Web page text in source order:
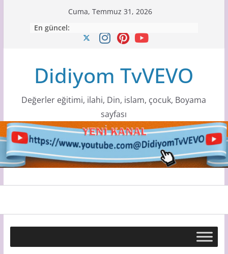
Cuma, Temmuz 31, 2026
En güncel:
Didiyom TvVEVO
Değerler eğitimi, ilahi, Din, islam, çocuk, Boyama
sayfası